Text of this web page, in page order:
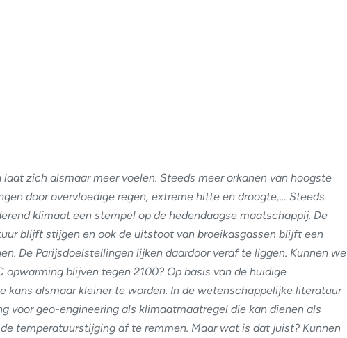
zich alsmaar meer voelen. Steeds meer orkanen van hoogste
door overvloedige regen, extreme hitte en droogte,… Steeds
klimaat een stempel op de hedendaagse maatschappij. De
blijft stijgen en ook de uitstoot van broeikasgassen blijft een
De Parijsdoelstellingen lijken daardoor veraf te liggen. Kunnen we
opwarming blijven tegen 2100? Op basis van de huidige
kans alsmaar kleiner te worden. In de wetenschappelijke literatuur
voor geo-engineering als klimaatmaatregel die kan dienen als
temperatuurstijging af te remmen. Maar wat is dat juist? Kunnen